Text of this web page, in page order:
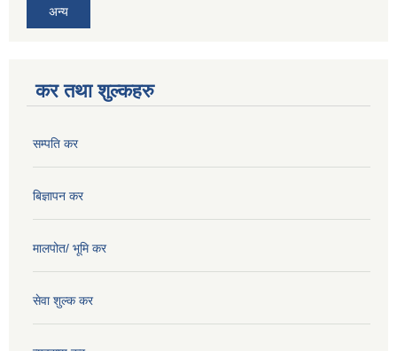
अन्य
कर तथा शुल्कहरु
सम्पति कर
बिज्ञापन कर
मालपोत/ भूमि कर
सेवा शुल्क कर